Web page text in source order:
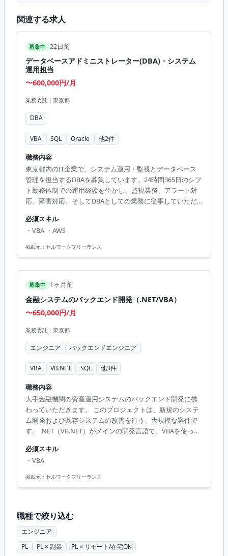
関連する求人
募集中 22日前
データベースアドミニストレーター(DBA)・システム
運用担当
〜600,000円/月
業務委託 | 東京都
DBA
VBA SQL Oracle 他2件
職務内容
東京都内のIT企業で、システム運用・監視とデータベース
管理を担当するDBAを募集しています。24時間365日のシフ
ト勤務体制での運用経験を生かし、監視業務、アラート対
応、障害対応、そしてDBAとしての業務に従事していただ
障害の一次切り分け、定常作業やバッチ処理の実施があり
ます。また、手順書の作成、レビュー、改善提案を行い、
ドキュメント管理や業務の標準化を図ります。適正によ
ます。技術的なスキルを磨きたい...
必須スキル
・VBA ・AWS
掲載元： セルワークフリーランス
募集中 1ヶ月前
金融システムのバックエンド開発（.NET/VBA）
〜650,000円/月
業務委託 | 東京都
エンジニア バックエンドエンジニア
VBA VB.NET SQL 他3件
職務内容
大手金融機関の資産運用システムのバックエンド開発に携
わっていただきます。 このプロジェクトは、新規のシステ
ム開発および既存システムの改善を行う、大規模な案件で
す。 .NET（VB.NET）がメインの開発言語で、VBAを使った
およびSQL Serverを用いたデータベース操作が多く含まれ
るため、データ関連のスキルも求められます。現場は開放
的でチームワークが重視される環境です。エンジニアの意
【アピールポイント】...
必須スキル
・VBA
掲載元： セルワークフリーランス
職種で絞り込む
エンジニア
PL
PL × 副業
PL × リモート/在宅OK